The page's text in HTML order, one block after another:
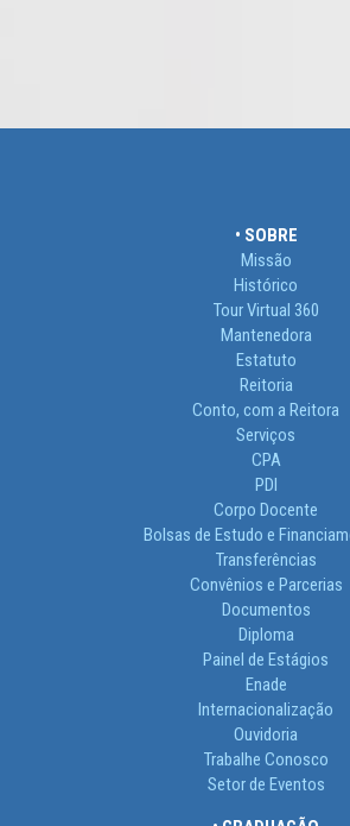
• SOBRE
Missão
Histórico
Tour Virtual 360
Mantenedora
Estatuto
Reitoria
Conto, com a Reitora
Serviços
CPA
PDI
Corpo Docente
Bolsas de Estudo e
Transferências
Convênios e Parcerias
Documentos
Diploma
Painel de Estágios
Enade
Internacionalização
Ouvidoria
Trabalhe Conosco
Setor de Eventos